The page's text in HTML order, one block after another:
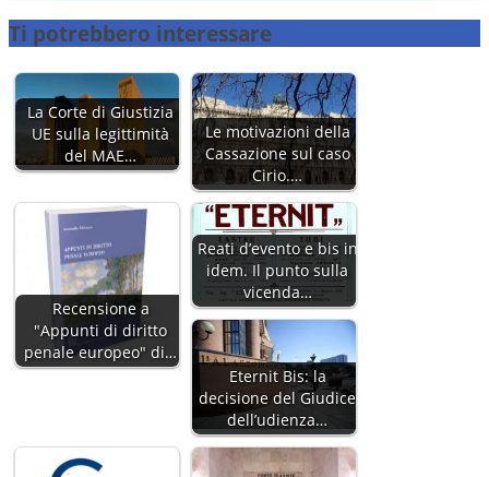
Ti potrebbero interessare
La Corte di Giustizia
UE sulla legittimità
del MAE…
Le motivazioni della
Cassazione sul caso
Cirio.…
Recensione a
"Appunti di diritto
penale europeo" di…
Reati d’evento e bis in
idem. Il punto sulla
vicenda…
Eternit Bis: la
decisione del Giudice
dell’udienza…